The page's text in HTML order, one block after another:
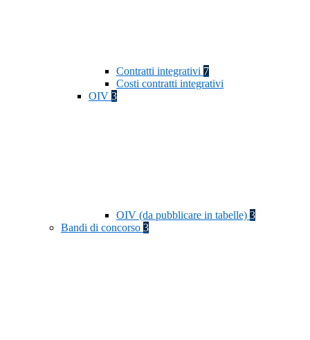
Contratti integrativi 7
Costi contratti integrativi
OIV 3
OIV (da pubblicare in tabelle) 3
Bandi di concorso 3